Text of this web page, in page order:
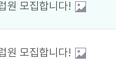
원 모집합니다!
원 모집합니다!